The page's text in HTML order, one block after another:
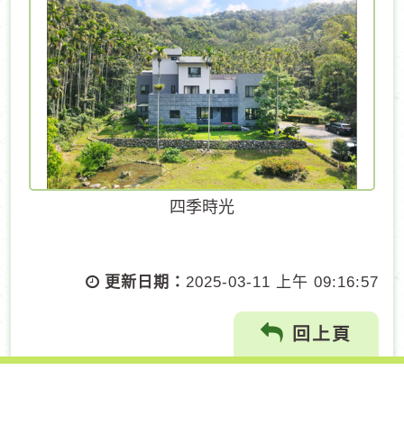
四季時光
更新日期： 2025-03-11 上午 09:16:57
回上頁